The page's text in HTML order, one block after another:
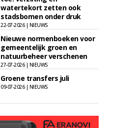
watertekort zetten ook
stadsbomen onder druk
22-07-2026 | NIEUWS
Nieuwe normenboeken voor
gemeentelijk groen en
natuurbeheer verschenen
27-07-2026 | NIEUWS
Groene transfers juli
09-07-2026 | NIEUWS